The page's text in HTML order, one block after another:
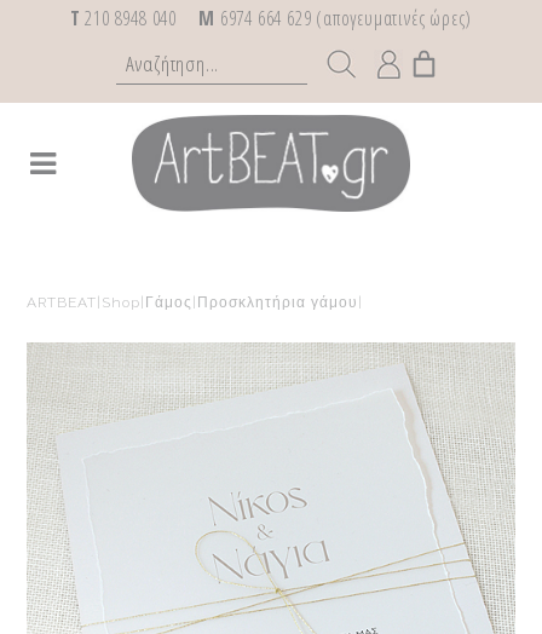
T 210 8948 040 M 6974 664 629 (απογευματινές ώρες)
ARTBEAT Shop Γάμος Προσκλητήρια γάμου